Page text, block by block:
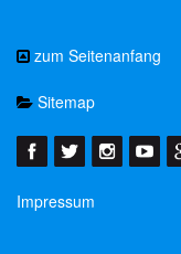
zum Seitenanfang
Sitemap
Impressum